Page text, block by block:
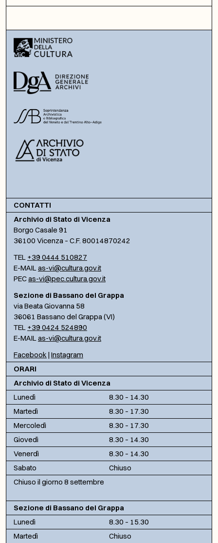
CONTATTI
Archivio di Stato di Vicenza
Borgo Casale 91
36100 Vicenza – C.F. 80014870242
TEL +39 0444 510827
E-MAILas-vi@cultura.gov.it
PECas-vi@pec.cultura.gov.it
Sezione di Bassano del Grappa
via Beata Giovanna 58
36061 Bassano del Grappa (VI)
TEL +39 0424 524890
E-MAILas-vi@cultura.gov.it
Facebook | Instagram
ORARI
Archivio di Stato di Vicenza
Lunedì
8.30 – 14.30
Martedì
8.30 – 17.30
Mercoledì
8.30 – 17.30
Giovedì
8.30 – 14.30
Venerdì
8.30 – 14.30
Sabato
Chiuso
Chiuso il giorno 8 settembre
Sezione di Bassano del Grappa
Lunedì
8.30 – 15.30
Martedì
Chiuso